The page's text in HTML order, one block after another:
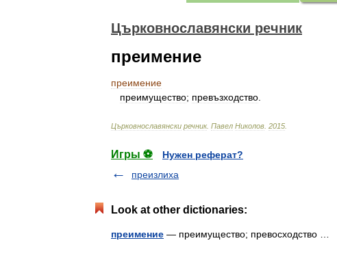
Църковнославянски речник
преимение
преимение
преимущество; превъзходство
Църковнославянски речник. Павел Николов 2015
Игры ⚽
Нужен реферат?
преизлиха
Look at other dictionaries:
преимение — преимущество; превосходство …